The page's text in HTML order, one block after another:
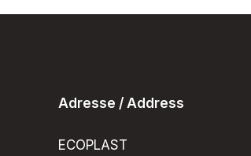
Adresse / Address
ECOPLAST